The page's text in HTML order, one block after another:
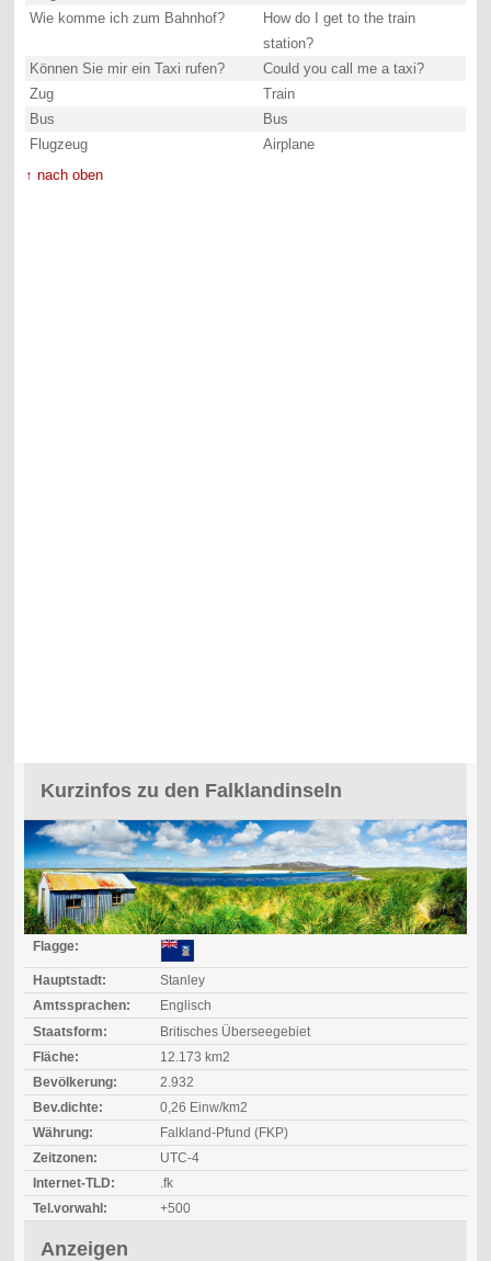
Wie komme ich zum Bahnhof?
How do I get to the train
station?
Können Sie mir ein Taxi rufen?
Could you call me a taxi?
Zug
Train
Bus
Bus
Flugzeug
Airplane
↑ nach oben
Kurzinfos zu den Falklandinseln
Flagge:
Hauptstadt:
Stanley
Amtssprachen:
Englisch
Staatsform:
Britisches Überseegebiet
Fläche:
12.173 km2
Bevölkerung:
2.932
Bev.dichte:
0,26 Einw/km2
Währung:
Falkland-Pfund (FKP)
Zeitzonen:
UTC-4
Internet-TLD:
.fk
Tel.vorwahl:
+500
Anzeigen